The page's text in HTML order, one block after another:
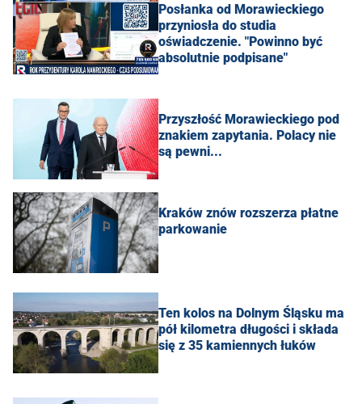
Posłanka od Morawieckiego
przyniosła do studia
oświadczenie. "Powinno być
absolutnie podpisane"
Przyszłość Morawieckiego pod
znakiem zapytania. Polacy nie
są pewni...
Kraków znów rozszerza płatne
parkowanie
Ten kolos na Dolnym Śląsku ma
pół kilometra długości i składa
się z 35 kamiennych łuków